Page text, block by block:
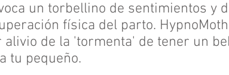
un torbellino de sentimientos y
física del parto.
de la 'tormenta' de tener un
tu pequeño.